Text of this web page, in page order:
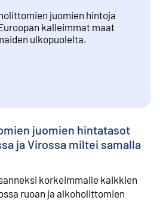
juomien hintoja
kalleimmat maat
ulkopuolelta.
juomien hintatasot
ja Virossa miltei samalla
korkeimmalle kaikkien
ruoan ja alkoholittomien